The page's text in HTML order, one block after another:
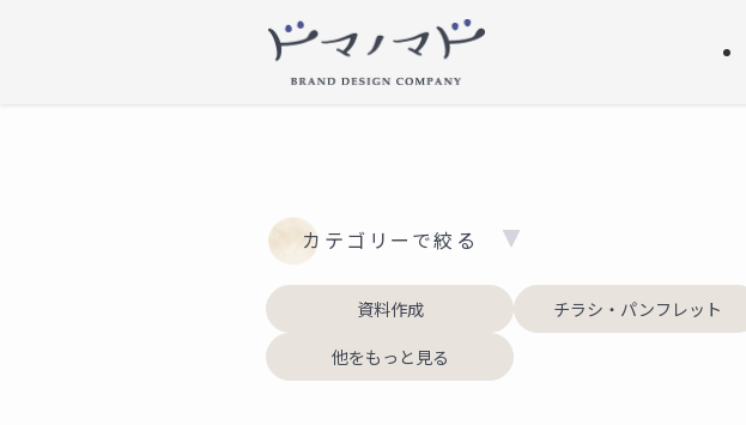
カテゴリーで絞る
資料作成 チラシ・パンフレット
他をもっと見る